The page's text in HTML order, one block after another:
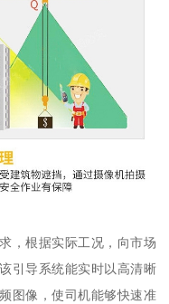
，根据实际工况，向市场
引导系统能实时以高清晰
图像，使司机能够快速准